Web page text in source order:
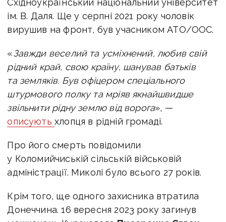
Східноукраїнський національний університет
ім. В. Даля. Ще у серпні 2021 року чоловік
вирушив на фронт, був учасником АТО/ООС.
«Завжди веселий та усміхнений, любив свій
рідний край, свою країну, шанував батьків
та земляків. Був офіцером спеціального
штурмового полку та мріяв якнайшвидше
звільнити рідну землю від ворога», —
описуютьхлопця в рідній громаді.
Про його смерть повідомили
у Коломийчиській сільській військовій
адміністрації. Миколі було всього 27 років.
Крім того, ще одного захисника втратила
Донеччина. 16 вересня 2023 року загинув